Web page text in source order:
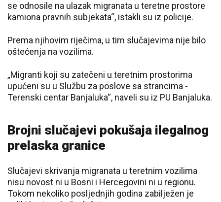
se odnosile na ulazak migranata u teretne prostore
kamiona pravnih subjekata“, istakli su iz policije.
Prema njihovim riječima, u tim slučajevima nije bilo
oštećenja na vozilima.
„Migranti koji su zatečeni u teretnim prostorima
upućeni su u Službu za poslove sa strancima -
Terenski centar Banjaluka“, naveli su iz PU Banjaluka.
Brojni slučajevi pokušaja ilegalnog
prelaska granice
Slučajevi skrivanja migranata u teretnim vozilima
nisu novost ni u Bosni i Hercegovini ni u regionu.
Tokom nekoliko posljednjih godina zabilježen je